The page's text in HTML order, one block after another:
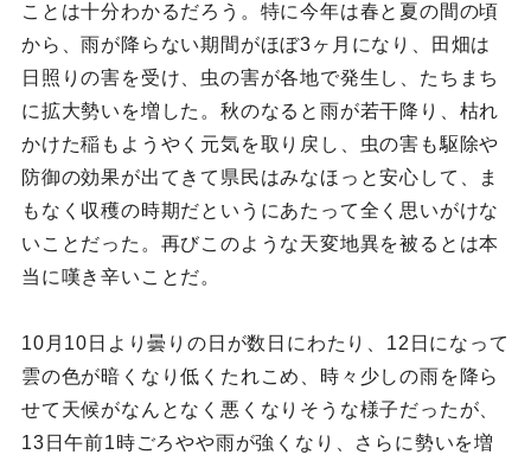
ことは十分わかるだろう。特に今年は春と夏の間の頃
から、雨が降らない期間がほぼ3ヶ月になり、田畑は
日照りの害を受け、虫の害が各地で発生し、たちまち
に拡大勢いを増した。秋のなると雨が若干降り、枯れ
かけた稲もようやく元気を取り戻し、虫の害も駆除や
防御の効果が出てきて県民はみなほっと安心して、ま
もなく収穫の時期だというにあたって全く思いがけな
いことだった。再びこのような天変地異を被るとは本
当に嘆き辛いことだ。
10月10日より曇りの日が数日にわたり、12日になって
雲の色が暗くなり低くたれこめ、時々少しの雨を降ら
せて天候がなんとなく悪くなりそうな様子だったが、
13日午前1時ごろやや雨が強くなり、さらに勢いを増